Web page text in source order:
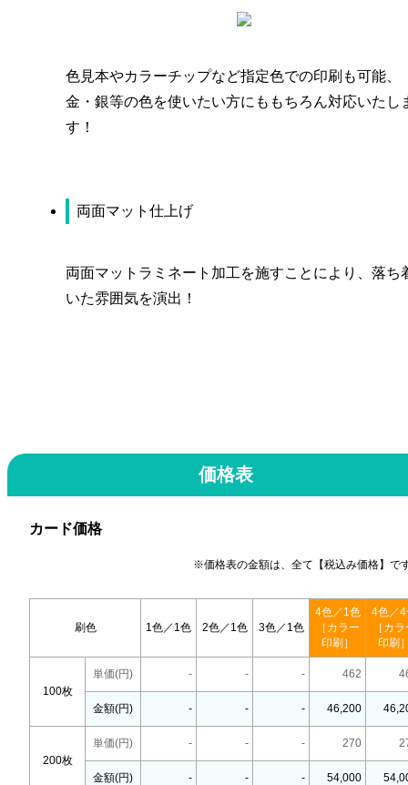
色見本やカラーチップなど指定色での印刷も可能、
金・銀等の色を使いたい方にももちろん対応いたし
す！
両面マット仕上げ
両面マットラミネート加工を施すことにより、落ち
いた雰囲気を演出！
価格表
カード価格
※価格表の金額は、全て【税込み価格】で
刷色 1色／1色 2色／1色 3色／1色
4色／1色
［カラー
印刷］
4色／4
［カ
印刷
100枚
単価(円) - - - 462
金額(円) - - - 46,200
200枚
単価(円) - - - 270
金額(円) - - - 54,000